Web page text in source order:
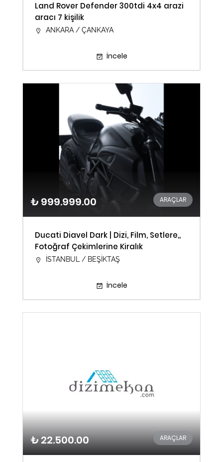
Land Rover Defender 300tdi 4x4 arazi
aracı 7 kişilik
ANKARA / ÇANKAYA
İncele
₺ 999.999.00 ARAÇLAR
Ducati Diavel Dark | Dizi, Film, Setlere,,
Fotoğraf Çekimlerine Kiralık
İSTANBUL / BEŞİKTAŞ
İncele
₺ 22.500.00 ARAÇLAR